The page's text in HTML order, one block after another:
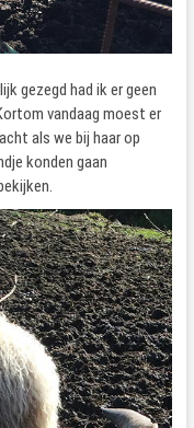
gezegd had ik er geen
vandaag moest er
als we bij haar op
konden gaan